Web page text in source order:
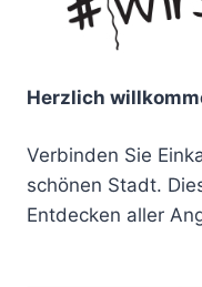
Herzlich
Verbinden Sie
schönen Stadt.
Entdecken aller